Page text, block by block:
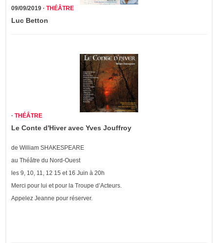
09/09/2019 ·THÉÂTRE
Luc Betton
·THÉÂTRE
Le Conte d'Hiver avec Yves Jouffroy
de William SHAKESPEARE
au Théâtre du Nord-Ouest
les 9, 10, 11, 12 15 et 16 Juin à 20h
Merci pour lui et pour la Troupe d’Acteurs.
Appelez Jeanne pour réserver.